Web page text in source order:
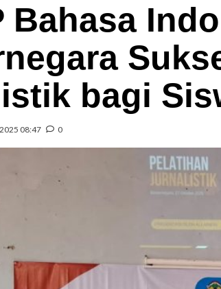
Bahasa
bagi
08:47 0